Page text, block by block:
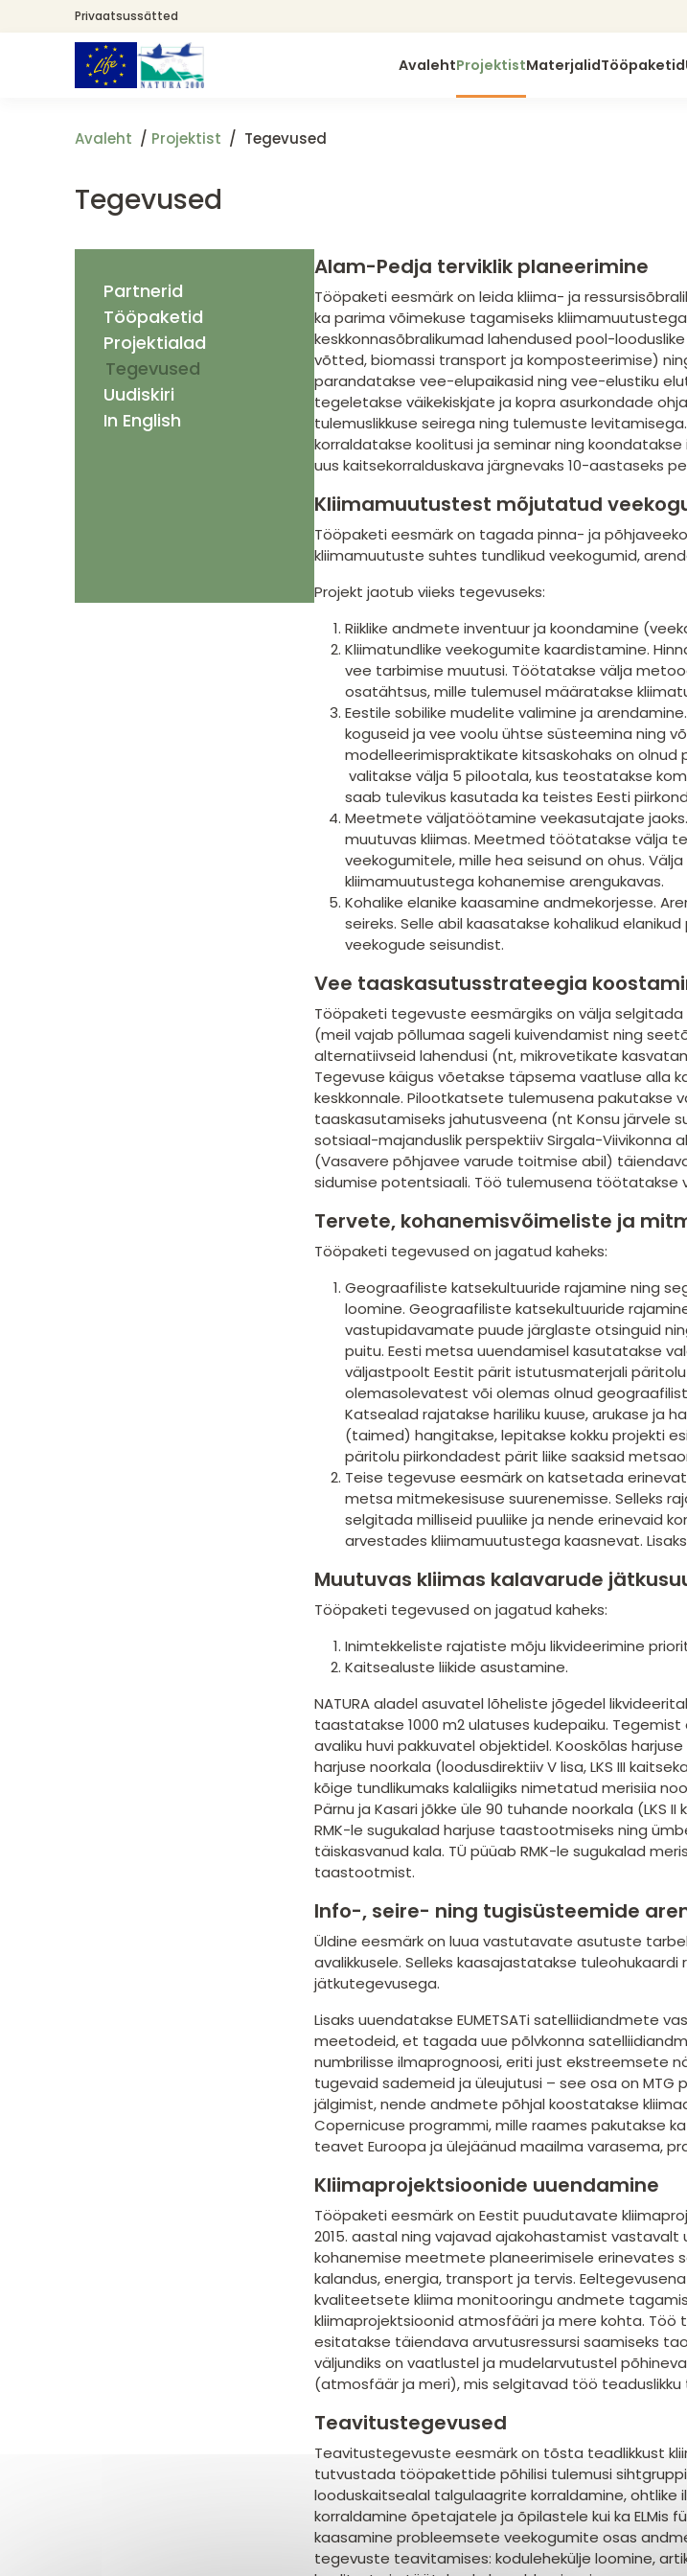
edasi
Privaatsussätted
AvalehtProjektistMaterjalidTööpaketid
Avaleht Projektist Tegevused
Tegevused
Partnerid
Tööpaketid
Projektialad
Tegevused
Uudiskiri
In English
Alam-Pedja terviklik planeerimine
Tööpaketi eesmärk on leida kliima- ja
ka parima võimekuse tagamiseks
keskkonnasõbralikumad lahendused pool-
võtted, biomassi transport ja komposteerimise)
parandatakse vee-elupaikasid ning vee-elustiku
tegeletakse väikekiskjate ja kopra asurkondade
tulemuslikkuse seirega ning tulemuste
korraldatakse koolitusi ja seminar ning
uus kaitsekorralduskava järgnevaks 10-aastaseks
Kliimamuutustest mõjutatud
Tööpaketi eesmärk on tagada pinna- ja
kliimamuutuste suhtes tundlikud veekogumid,
Projekt jaotub viieks tegevuseks:
Riiklike andmete inventuur ja koondamine
Kliimatundlike veekogumite kaardistamine.
vee tarbimise muutusi. Töötatakse välja
osatähtsus, mille tulemusel määratakse
Eestile sobilike mudelite valimine ja
koguseid ja vee voolu ühtse süsteemina ning
modelleerimispraktikate kitsaskohaks on
valitakse välja 5 pilootala, kus teostatakse
saab tulevikus kasutada ka teistes Eesti
Meetmete väljatöötamine veekasutajate
muutuvas kliimas. Meetmed töötatakse välja
veekogumitele, mille hea seisund on ohus.
kliimamuutustega kohanemise arengukavas.
Kohalike elanike kaasamine andmekorjesse.
seireks. Selle abil kaasatakse kohalikud
veekogude seisundist.
Vee taaskasutusstrateegia
Tööpaketi tegevuste eesmärgiks on välja
(meil vajab põllumaa sageli kuivendamist ning
alternatiivseid lahendusi (nt, mikrovetikate
Tegevuse käigus võetakse täpsema vaatluse alla
keskkonnale. Pilootkatsete tulemusena
taaskasutamiseks jahutusveena (nt Konsu järvele
sotsiaal-majanduslik perspektiiv Sirgala-Viivikonna
(Vasavere põhjavee varude toitmise abil)
sidumise potentsiaali. Töö tulemusena
Tervete, kohanemisvõimeliste ja
Tööpaketi tegevused on jagatud kaheks:
Geograafiliste katsekultuuride rajamine ning
loomine. Geograafiliste katsekultuuride
vastupidavamate puude järglaste otsinguid
puitu. Eesti metsa uuendamisel kasutatakse
väljastpoolt Eestit pärit istutusmaterjali
olemasolevatest või olemas olnud
Katsealad rajatakse hariliku kuuse, arukase ja
(taimed) hangitakse, lepitakse kokku projekti
päritolu piirkondadest pärit liike saaksid
Teise tegevuse eesmärk on katsetada
metsa mitmekesisuse suurenemisse. Selleks
selgitada milliseid puuliike ja nende erinevaid
arvestades kliimamuutustega kaasnevat.
Muutuvas kliimas kalavarude
Tööpaketi tegevused on jagatud kaheks:
Inimtekkeliste rajatiste mõju likvideerimine
Kaitsealuste liikide asustamine.
NATURA aladel asuvatel lõheliste jõgedel
taastatakse 1000 m2 ulatuses kudepaiku.
avaliku huvi pakkuvatel objektidel. Kooskõlas
harjuse noorkala (loodusdirektiiv V lisa, LKS III
kõige tundlikumaks kalaliigiks nimetatud merisiia
Pärnu ja Kasari jõkke üle 90 tuhande noorkala (LKS
RMK-le sugukalad harjuse taastootmiseks ning
täiskasvanud kala. TÜ püüab RMK-le sugukalad
taastootmist.
Info-, seire- ning tugisüsteemide
Üldine eesmärk on luua vastutavate asutuste
avalikkusele. Selleks kaasajastatakse tuleohukaardi
jätkutegevusega.
Lisaks uuendatakse EUMETSATi satelliidiandmete
meetodeid, et tagada uue põlvkonna
numbrilisse ilmaprognoosi, eriti just ekstreemsete
tugevaid sademeid ja üleujutusi – see osa on MTG
jälgimist, nende andmete põhjal koostatakse
Copernicuse programmi, mille raames pakutakse
teavet Euroopa ja ülejäänud maailma varasema,
Kliimaprojektsioonide uuendamine
Tööpaketi eesmärk on Eestit puudutavate
2015. aastal ning vajavad ajakohastamist
kohanemise meetmete planeerimisele erinevates
kalandus, energia, transport ja tervis.
kvaliteetsete kliima monitooringu andmete
kliimaprojektsioonid atmosfääri ja mere kohta. Töö
esitatakse täiendava arvutusressursi saamiseks
väljundiks on vaatlustel ja mudelarvutustel
(atmosfäär ja meri), mis selgitavad töö teaduslikku
Teavitustegevused
Teavitustegevuste eesmärk on tõsta teadlikkust
tutvustada tööpakettide põhilisi tulemusi
looduskaitsealal talgulaagrite korraldamine,
korraldamine õpetajatele ja õpilastele kui ka ELMis
kaasamine probleemsete veekogumite osas
tegevuste teavitamises: kodulehekülje loomine,